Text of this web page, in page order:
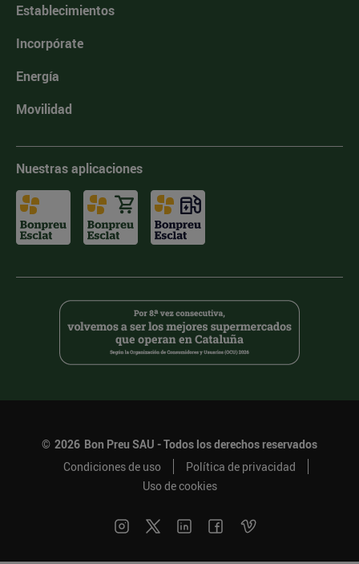
Establecimientos
Incorpórate
Energía
Movilidad
Nuestras aplicaciones
© 2026 Bon Preu SAU - Todos los derechos reservados
Condiciones de uso
Política de privacidad
Uso de cookies